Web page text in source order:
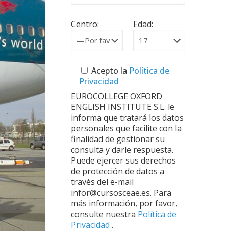
Centro: Edad:
Acepto la Política de
Privacidad
EUROCOLLEGE OXFORD
ENGLISH INSTITUTE S.L. le
informa que tratará los datos
personales que facilite con la
finalidad de gestionar su
consulta y darle respuesta.
Puede ejercer sus derechos
de protección de datos a
través del e-mail
infor@cursosceae.es. Para
más información, por favor,
consulte nuestra Política de
Privacidad .